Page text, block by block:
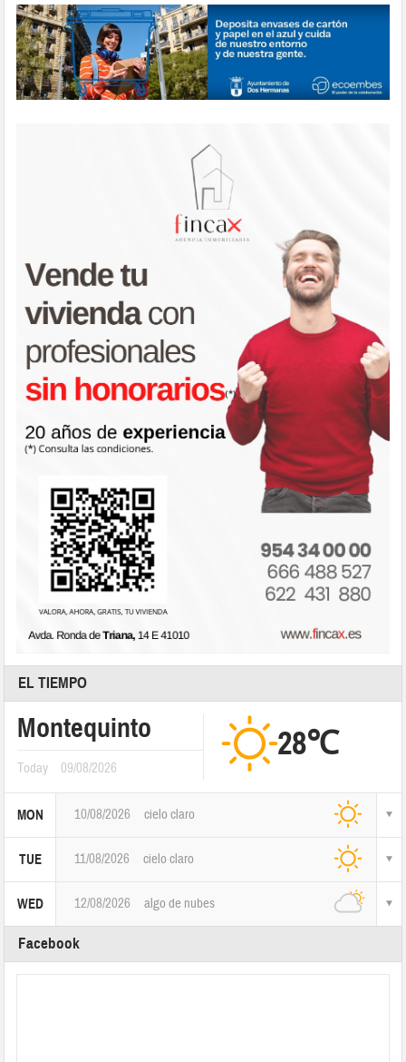
EL TIEMPO
Montequinto
Today 09/08/2026
28℃
MON 10/08/2026 cielo claro
TUE 11/08/2026 cielo claro
WED 12/08/2026 algo de nubes
Facebook